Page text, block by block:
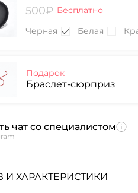
500₽ Бесплатно
Черная
Белая
Подарок
Браслет-сюрприз
чат со специалистом
И ХАРАКТЕРИСТИКИ